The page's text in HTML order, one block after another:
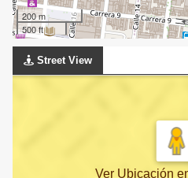
200 m
500 ft
Street View
Ver Ubicación